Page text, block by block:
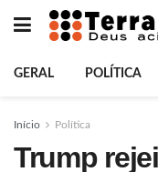
GERAL POLÍTICA
Início Política
Trump